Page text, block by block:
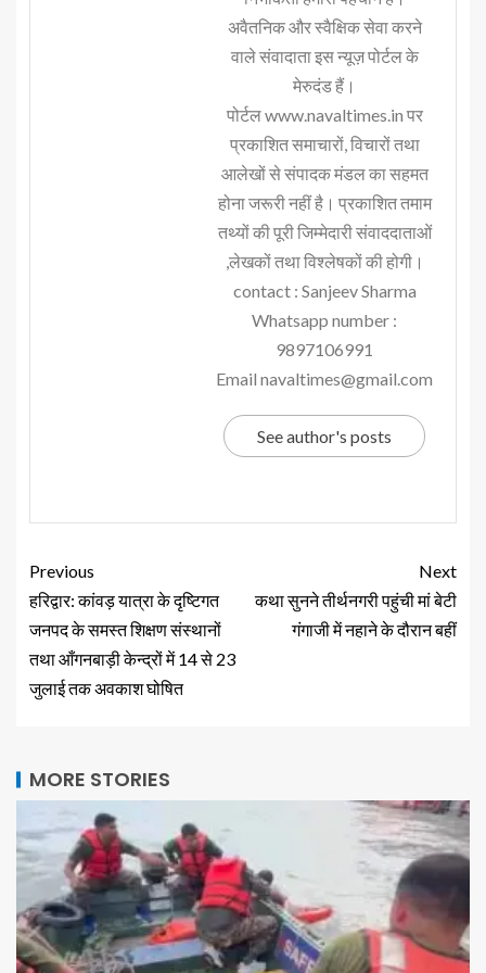
अवैतनिक और स्वैक्षिक सेवा करने
वाले संवादाता इस न्यूज़ पोर्टल के
मेरुदंड हैं।
पोर्टल www.navaltimes.in पर
प्रकाशित समाचारों, विचारों तथा
आलेखों से संपादक मंडल का सहमत
होना जरूरी नहीं है। प्रकाशित तमाम
तथ्यों की पूरी जिम्मेदारी संवाददाताओं
,लेखकों तथा विश्लेषकों की होगी।
contact : Sanjeev Sharma
Whatsapp number :
9897106991
Email navaltimes@gmail.com
See author's posts
Previous
हरिद्वार: कांवड़ यात्रा के दृष्टिगत
जनपद के समस्त शिक्षण संस्थानों
तथा आँगनबाड़ी केन्द्रों में 14 से 23
जुलाई तक अवकाश घोषित
Next
कथा सुनने तीर्थनगरी पहुंची मां बेटी
गंगाजी में नहाने के दौरान बहीं
MORE STORIES